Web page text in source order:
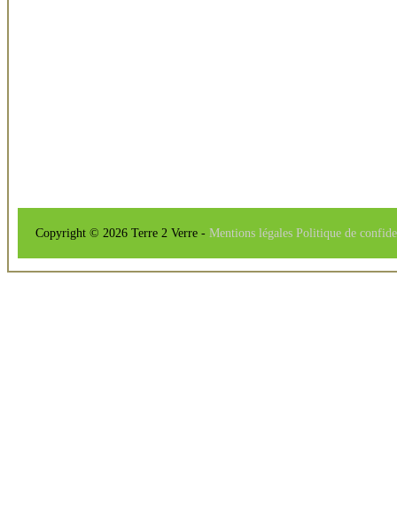
Copyright © 2026 Terre 2 Verre - Mentions légales Politique de